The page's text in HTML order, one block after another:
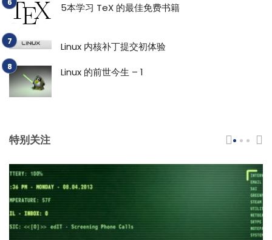
5本学习 TeX 的最佳免费书籍
Linux 内核补丁提交初体验
Linux 的前世今生 – 1
特别关注